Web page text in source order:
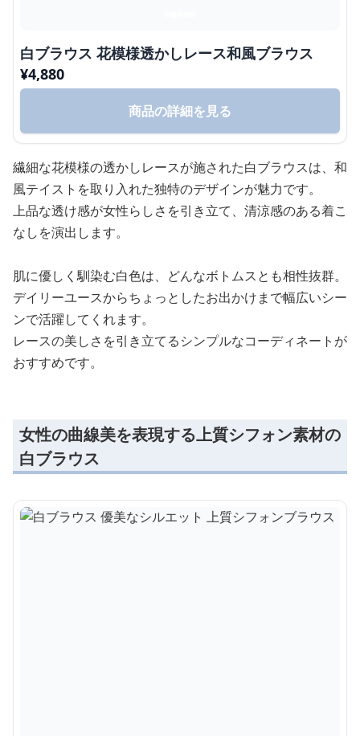
白ブラウス 花模様透かしレース和風ブラウス
¥4,880
商品の詳細を見る
繊細な花模様の透かしレースが施された白ブラウスは、和
風テイストを取り入れた独特のデザインが魅力です。
上品な透け感が女性らしさを引き立て、清涼感のある着こ
なしを演出します。
肌に優しく馴染む白色は、どんなボトムスとも相性抜群。
デイリーユースからちょっとしたお出かけまで幅広いシー
ンで活躍してくれます。
レースの美しさを引き立てるシンプルなコーディネートが
おすすめです。
女性の曲線美を表現する上質シフォン素材の
白ブラウス